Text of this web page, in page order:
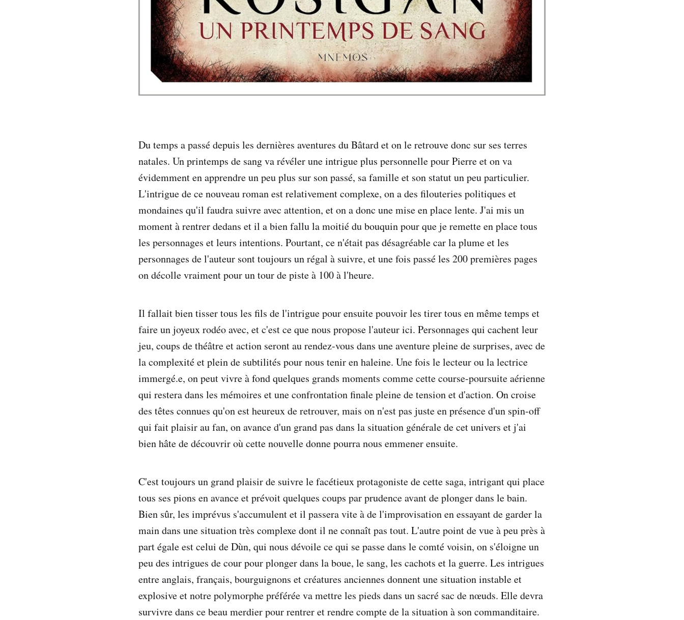
Du temps a passé depuis les dernières aventures du Bâtard et on le retrouve donc sur ses terres
natales. Un printemps de sang va révéler une intrigue plus personnelle pour Pierre et on va
évidemment en apprendre un peu plus sur son passé, sa famille et son statut un peu particulier.
L'intrigue de ce nouveau roman est relativement complexe, on a des filouteries politiques et
mondaines qu'il faudra suivre avec attention, et on a donc une mise en place lente. J'ai mis un
moment à rentrer dedans et il a bien fallu la moitié du bouquin pour que je remette en place tous
les personnages et leurs intentions. Pourtant, ce n'était pas désagréable car la plume et les
personnages de l'auteur sont toujours un régal à suivre, et une fois passé les 200 premières pages
on décolle vraiment pour un tour de piste à 100 à l'heure.
Il fallait bien tisser tous les fils de l'intrigue pour ensuite pouvoir les tirer tous en même temps et
faire un joyeux rodéo avec, et c'est ce que nous propose l'auteur ici. Personnages qui cachent leur
jeu, coups de théâtre et action seront au rendez-vous dans une aventure pleine de surprises, avec de
la complexité et plein de subtilités pour nous tenir en haleine. Une fois le lecteur ou la lectrice
immergé.e, on peut vivre à fond quelques grands moments comme cette course-poursuite aérienne
qui restera dans les mémoires et une confrontation finale pleine de tension et d'action. On croise
des têtes connues qu'on est heureux de retrouver, mais on n'est pas juste en présence d'un spin-off
qui fait plaisir au fan, on avance d'un grand pas dans la situation générale de cet univers et j'ai
bien hâte de découvrir où cette nouvelle donne pourra nous emmener ensuite.
C'est toujours un grand plaisir de suivre le facétieux protagoniste de cette saga, intrigant qui place
tous ses pions en avance et prévoit quelques coups par prudence avant de plonger dans le bain.
Bien sûr, les imprévus s'accumulent et il passera vite à de l'improvisation en essayant de garder la
main dans une situation très complexe dont il ne connaît pas tout. L'autre point de vue à peu près à
part égale est celui de Dùn, qui nous dévoile ce qui se passe dans le comté voisin, on s'éloigne un
peu des intrigues de cour pour plonger dans la boue, le sang, les cachots et la guerre. Les intrigues
entre anglais, français, bourguignons et créatures anciennes donnent une situation instable et
explosive et notre polymorphe préférée va mettre les pieds dans un sacré sac de nœuds. Elle devra
survivre dans ce beau merdier pour rentrer et rendre compte de la situation à son commanditaire.